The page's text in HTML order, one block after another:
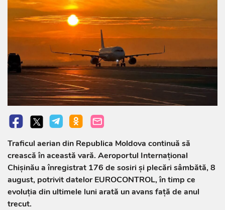
Traficul aerian din Republica Moldova continuă să
crească în această vară. Aeroportul Internațional
Chișinău a înregistrat 176 de sosiri și plecări sâmbătă, 8
august, potrivit datelor EUROCONTROL, în timp ce
evoluția din ultimele luni arată un avans față de anul
trecut.